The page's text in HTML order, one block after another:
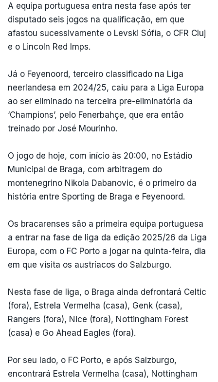
A equipa portuguesa entra nesta fase após ter
disputado seis jogos na qualificação, em que
afastou sucessivamente o Levski Sófia, o CFR Cluj
e o Lincoln Red Imps.
Já o Feyenoord, terceiro classificado na Liga
neerlandesa em 2024/25, caiu para a Liga Europa
ao ser eliminado na terceira pre-eliminatória da
‘Champions’, pelo Fenerbahçe, que era então
treinado por José Mourinho.
O jogo de hoje, com início às 20:00, no Estádio
Municipal de Braga, com arbitragem do
montenegrino Nikola Dabanovic, é o primeiro da
história entre Sporting de Braga e Feyenoord.
Os bracarenses são a primeira equipa portuguesa
a entrar na fase de liga da edição 2025/26 da Liga
Europa, com o FC Porto a jogar na quinta-feira, dia
em que visita os austríacos do Salzburgo.
Nesta fase de liga, o Braga ainda defrontará Celtic
(fora), Estrela Vermelha (casa), Genk (casa),
Rangers (fora), Nice (fora), Nottingham Forest
(casa) e Go Ahead Eagles (fora).
Por seu lado, o FC Porto, e após Salzburgo,
encontrará Estrela Vermelha (casa), Nottingham